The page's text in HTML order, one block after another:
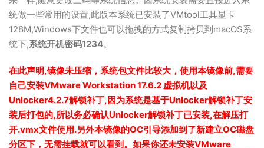
统做一些常用的设置,此版本系统已安装了VMtool工具显卡
128M,Windows下文件也可以拖拽的方式复制拷贝到macOS系
统下,系统开机密码1234。
在此声明,镜像未压缩，系统包文件比较大，使用本镜像前,需要
自己安装VMware Workstation 17.6.2 虚拟机以及
Unlocker4.2.7解锁补丁,因为系统是基于Unlocker解锁补丁安
装后打包的,所以务必确认Unlocker解锁补丁已安装,在解压打
开.vmx文件使用.另外本镜像的OC引导添加到了新建立OC磁盘
分区下，无需挂载就可以看到。如果你还未安装VMware